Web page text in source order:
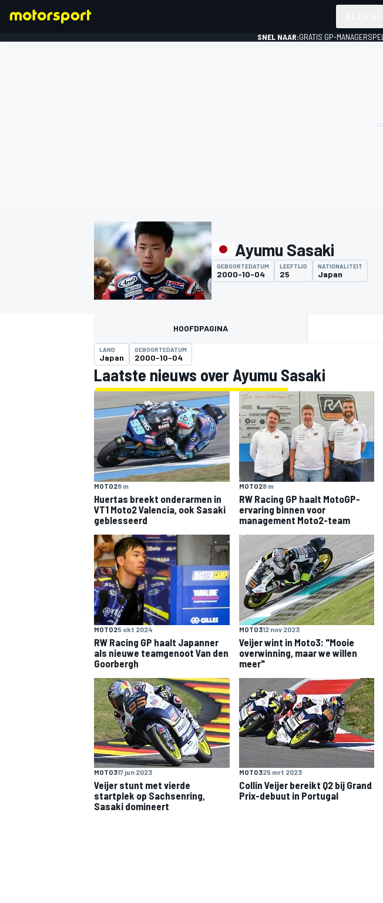
MOTOGP
INDYCAR
WEC DTM
SNEL NAAR:GRATIS GP-MANAGERSPEL
Ayumu Sasaki
GEBOORTEDATUM
2000-10-04
LEEFTIJD
25
NATIONALITEIT
Japan
HOOFDPAGINA
LAND
Japan
GEBOORTEDATUM
2000-10-04
Laatste nieuws over Ayumu Sasaki
MOTO28 m
Huertas breekt onderarmen in
VT1 Moto2 Valencia, ook Sasaki
geblesseerd
MOTO28 m
RW Racing GP haalt MotoGP-
ervaring binnen voor
management Moto2-team
MOTO25 okt 2024
RW Racing GP haalt Japanner
als nieuwe teamgenoot Van den
Goorbergh
MOTO312 nov 2023
Veijer wint in Moto3: "Mooie
overwinning, maar we willen
meer"
MOTO317 jun 2023
Veijer stunt met vierde
startplek op Sachsenring,
Sasaki domineert
MOTO325 mrt 2023
Collin Veijer bereikt Q2 bij Grand
Prix-debuut in Portugal